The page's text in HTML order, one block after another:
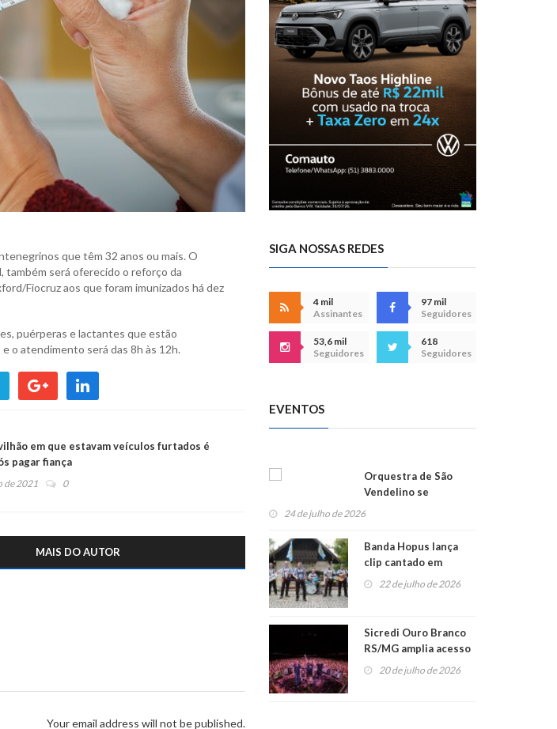
que têm 32 anos ou mais. O
também será oferecido o reforço da
Fiocruz aos que foram imunizados há dez
puérperas e lactantes que estão
o atendimento será das 8h às 12h.
em que estavam veículos furtados é
pagar fiança
de 2021 0
MAIS DO AUTOR
Your email address will not be published.
SIGA NOSSAS REDES
4 mil
Assinantes
97 mil
Seguidores
53,6 mil
Seguidores
618
Seguidores
EVENTOS
Orquestra de São
Vendelino se
apresenta na
24 de julho de 2026
Banda Hopus lança
clip cantado em
alemão e inglês
22 de julho de 2026
Sicredi Ouro Branco
RS/MG amplia acesso
ao show dos 45 anos
para mais associados
20 de julho de 2026